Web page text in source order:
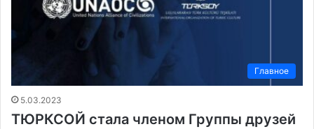
Главное
5.03.2023
ТЮРКСОЙ стала членом Группы друзей